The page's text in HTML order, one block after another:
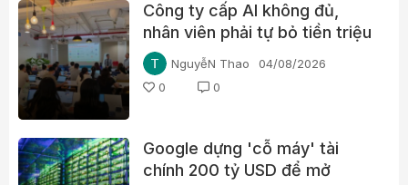
Công ty cấp AI không đủ,
nhân viên phải tự bỏ tiền triệu
mỗi tháng
NguyễN Thao
04/08/2026
0
0
Google dựng 'cỗ máy' tài
chính 200 tỷ USD để mở